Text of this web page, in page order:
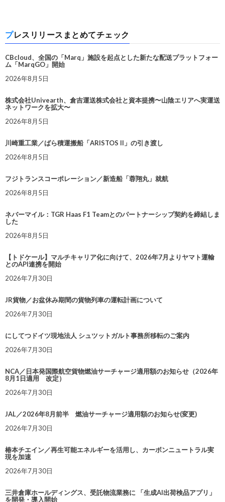
プレスリリースまとめてチェック
CBcloud、全国の「Marq」施設を起点とした新たな配送プラットフォー
ム「MarqGO」開始
2026年8月5日
株式会社Univearth、倉吉運送株式会社と資本提携〜山陰エリアへ実運送
ネットワークを拡大〜
2026年8月5日
川崎重工業／ばら積運搬船「ARISTOS II」の引き渡し
2026年8月5日
フジトランスコーポレーション／新造船「蓉翔丸」就航
2026年8月5日
ネバーマイル：TGR Haas F1 Teamとのパートナーシップ契約を締結しま
した
2026年8月5日
【トドケール】マルチキャリア化に向けて、2026年7月よりヤマト運輸
とのAPI連携を開始
2026年7月30日
JR貨物／お盆休み期間の貨物列車の運転計画について
2026年7月30日
にしてつドイツ現地法人 シュツットガルト事務所移転のご案内
2026年7月30日
NCA／日本発国際航空貨物燃油サーチャージ適用額のお知らせ（2026年
8月1日適用 改定）
2026年7月30日
JAL／2026年8月前半 燃油サーチャージ適用額のお知らせ(変更)
2026年7月30日
椿本チエイン／再生可能エネルギーを活用し、カーボンニュートラル実
現を加速
2026年7月30日
三井倉庫ホールディングス、受託物流業務に 「生成AI出荷検品アプリ」
を開発・導入開始